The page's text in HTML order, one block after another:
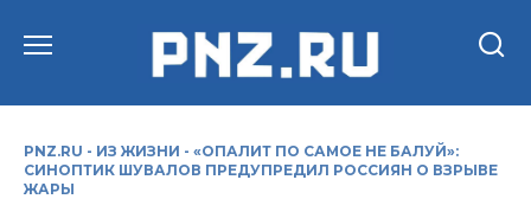
PNZ.RU - ИЗ ЖИЗНИ - «ОПАЛИТ ПО САМОЕ НЕ БАЛУЙ»:
СИНОПТИК ШУВАЛОВ ПРЕДУПРЕДИЛ РОССИЯН О ВЗРЫВЕ
ЖАРЫ